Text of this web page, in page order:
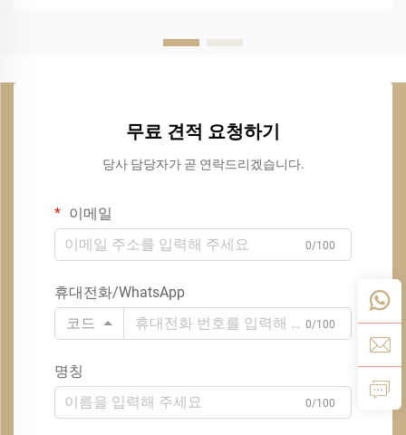
무료 견적 요청하기
당사 담당자가 곧 연락드리겠습니다.
이메일
0/100
휴대전화/WhatsApp
코드
0/100
명칭
0/100